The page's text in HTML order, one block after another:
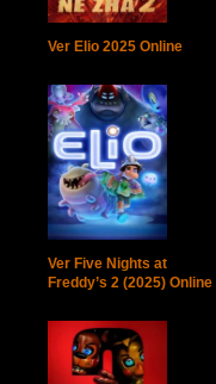
Ver Elio 2025 Online
Ver Five Nights at
Freddy’s 2 (2025) Online